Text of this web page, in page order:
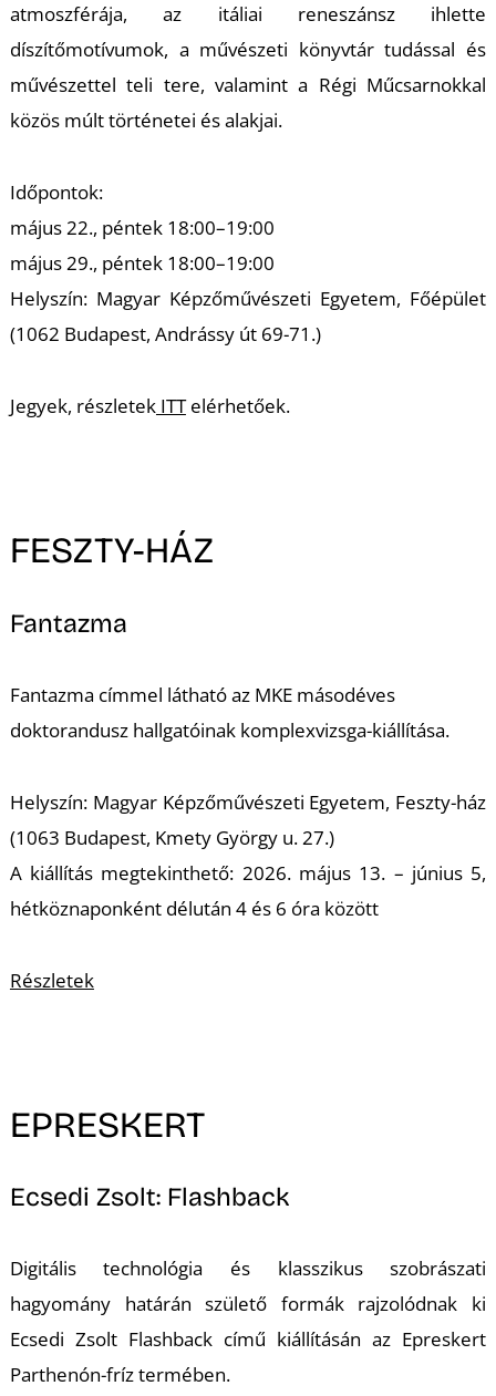
atmoszférája, az itáliai reneszánsz ihlette
díszítőmotívumok, a művészeti könyvtár tudással és
művészettel teli tere, valamint a Régi Műcsarnokkal
közös múlt történetei és alakjai.
Időpontok:
május 22., péntek 18:00–19:00
május 29., péntek 18:00–19:00
Helyszín: Magyar Képzőművészeti Egyetem, Főépület
(1062 Budapest, Andrássy út 69-71.)
Jegyek, részletekITTelérhetőek.
FESZTY-HÁZ
Fantazma
Fantazma címmel látható az MKE másodéves
doktorandusz hallgatóinak komplexvizsga-kiállítása.
Helyszín: Magyar Képzőművészeti Egyetem, Feszty-ház
(1063 Budapest, Kmety György u. 27.)
A kiállítás megtekinthető: 2026. május 13. – június 5,
hétköznaponként délután 4 és 6 óra között
Részletek
EPRESKERT
Ecsedi Zsolt: Flashback
Digitális technológia és klasszikus szobrászati
hagyomány határán születő formák rajzolódnak ki
Ecsedi Zsolt Flashback című kiállításán az Epreskert
Parthenón-fríz termében.